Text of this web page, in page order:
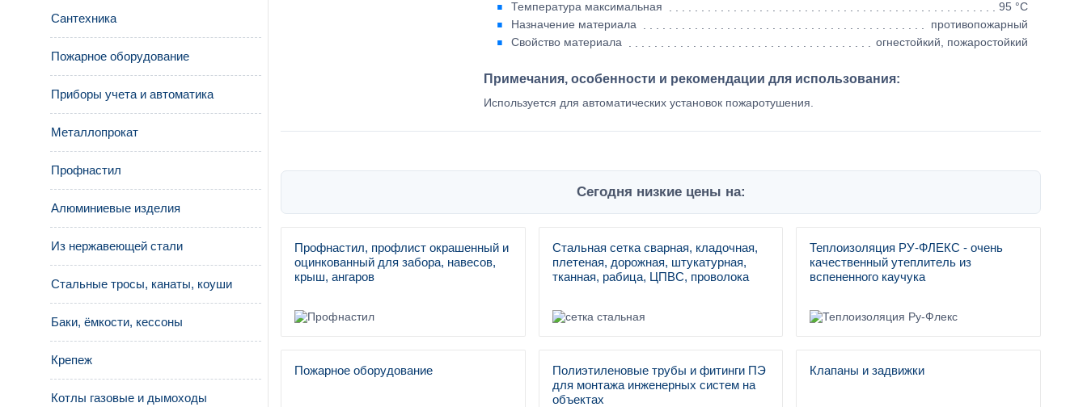
Сантехника
Пожарное оборудование
Приборы учета и автоматика
Металлопрокат
Профнастил
Алюминиевые изделия
Из нержавеющей стали
Стальные тросы, канаты, коуши
Баки, ёмкости, кессоны
Крепеж
Котлы газовые и дымоходы
Температура максимальная
95 °С
Назначение материала
противопожарный
Свойство материала
огнестойкий, пожаростойкий
Примечания, особенности и рекомендации для использования:
Используется для автоматических установок пожаротушения.
Сегодня низкие цены на:
Профнастил, профлист окрашенный и
оцинкованный для забора, навесов,
крыш, ангаров
Стальная сетка сварная, кладочная,
плетеная, дорожная, штукатурная,
тканная, рабица, ЦПВС, проволока
Теплоизоляция РУ-ФЛЕКС - очень
качественный утеплитель из
вспененного каучука
Пожарное оборудование
Полиэтиленовые трубы и фитинги ПЭ
для монтажа инженерных систем на
объектах
Клапаны и задвижки